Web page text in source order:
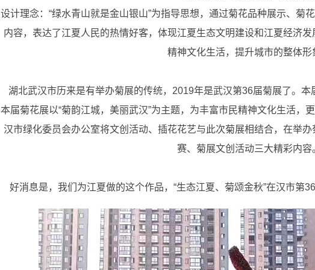
设计理念：“绿水青山就是金山银山”为指导思想，通过菊花品种展示、菊
内容，表达了江夏人民的热情好客，体现江夏生态文明建设和江夏经济
精神文化生活，提升城市的整体形
湖北武汉市历来是有举办菊展的传统，2019年是武汉第36届菊展了。本
本届菊花展以“菊韵江城，美丽武汉”为主题，为丰富市民精神文化生活，
汉市绿化委员会办公室将文创活动、插花花艺与此次菊展相结合，在举
赛、菊展文创活动三大精彩内容
好消息是，我们为江夏做的这个作品，“生态江夏、菊颂金秋”在汉市第